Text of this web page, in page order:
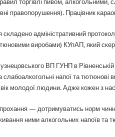
торгівлі пивом,
правопорушення). Працівник
складено адміністративний
виробами) КУпАП, який
ВП ГУНП в
слабоалкогольні напої та
молодої людини. Адже кожен з
— дотримуватись норм
ними алкогольних напоїв та